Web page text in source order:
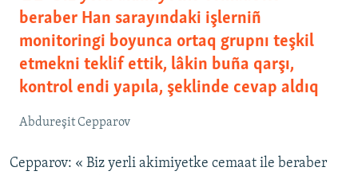
beraber Han sarayındaki işlerniñ
monitoringi boyunca ortaq grupnı teşkil
etmekni teklif ettik, lâkin buña qarşı,
kontrol endi yapıla, şeklinde cevap aldıq
Abdureşit Cepparov
Cepparov: « Biz yerli akimiyetke cemaat ile beraber